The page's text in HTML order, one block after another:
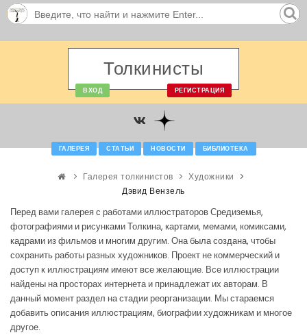
Толкинисты
ВХОД РЕГИСТРАЦИЯ
ГАЛЕРЕЯ СТАТЬИ НОВОСТИ БИБЛИОТЕКА
Галерея толкинистов
Художники
Дэвид Вензель
Перед вами галерея с работами иллюстраторов Средиземья,
фотографиями и рисунками Толкина, картами, мемами, комиксами,
кадрами из фильмов и многим другим. Она была создана, чтобы
сохранить работы разных художников. Проект не коммерческий и
доступ к иллюстрациям имеют все желающие. Все иллюстрации
найдены на просторах интернета и принадлежат их авторам. В
данный момент раздел на стадии реорганизации. Мы стараемся
добавить описания иллюстрациям, биографии художникам и многое
другое.